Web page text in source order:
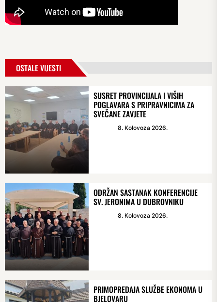
OSTALE VIJESTI
SUSRET PROVINCIJALA I VIŠIH
POGLAVARA S PRIPRAVNICIMA ZA
SVEČANE ZAVJETE
8. Kolovoza 2026.
ODRŽAN SASTANAK KONFERENCIJE
SV. JERONIMA U DUBROVNIKU
8. Kolovoza 2026.
PRIMOPREDAJA SLUŽBE EKONOMA U
BJELOVARU